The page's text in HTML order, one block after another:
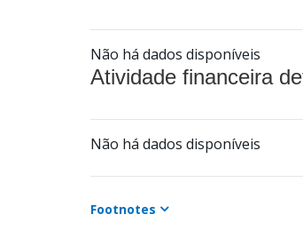
Não há dados disponíveis
Atividade financeira
Não há dados disponíveis
Footnotes